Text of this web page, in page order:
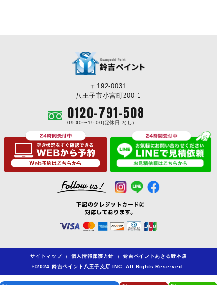
〒192-0031
八王子市小宮町200-1
0120-791-508
09:00〜19:00(定休日:なし)
サイトマップ / 個人情報保護方針 /
鈴吉ペイントあきる野本店
©2024 鈴吉ペイント八王子支店 INC. All Rights Reserved.